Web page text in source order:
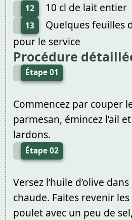
12 10 cl de lait entier
13
Quelques feuilles
pour le service
Procédure
Étape 01
Commencez par couper
parmesan, émincez l’ail
lardons.
Étape 02
Versez l’huile d’olive
chaude. Faites revenir
poulet avec un peu de